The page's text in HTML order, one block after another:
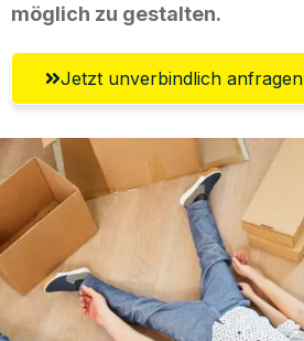
möglich zu gestalten.
Jetzt unverbindlich anfragen